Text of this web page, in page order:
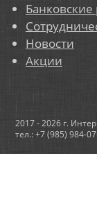
Новости
Акции
2017 - 2026 г.
тел.: +7 (985) 984-